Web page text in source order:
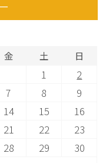
金 土 日
1
2
7 8
9
14 15
16
21 22
23
28 29
30